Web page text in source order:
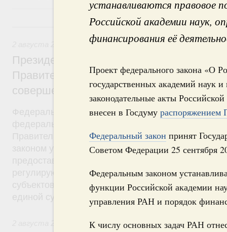
устанавливаются правовое
Российской академии наук,
финансирования её
Проект федерального закона «О
государственных академий наук
законодательные акты
внесен в Госдуму распоряжением
Федеральный закон принят
Советом Федерации 25 сентября
Федеральным законом
функции Российской академии
управления РАН и порядок
К числу основных задач РАН
2 августа 2019, пятница
Бюджеты субъектов Федерации.
Президент России подписал
Правительством Федеральный закон,
совершенствование системы
Федеральный закон от 2 августа 2019 года
Правительства от 24 октября 2018 года №2288-
законом уточняются условия и порядок
регулирующие вопросы предоставления
субъектов Федерации из федерального
Демографическая политика